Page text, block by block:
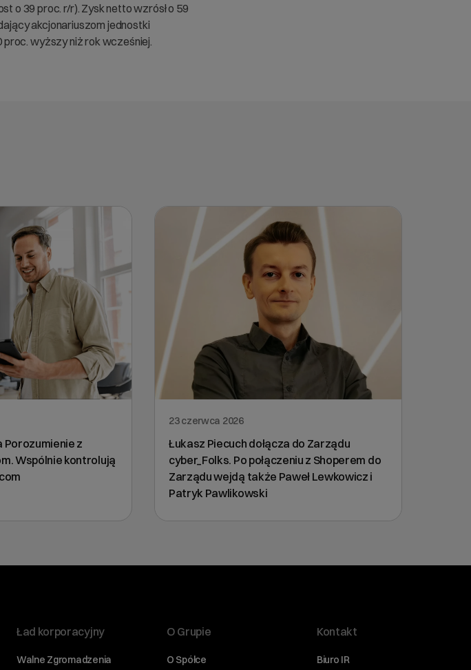
o 39 proc. r/r). Zysk netto wzrósł o 59
akcjonariuszom jednostki
proc. wyższy niż rok wcześniej.
Porozumienie z
Wspólnie kontrolują
23 czerwca 2026
Łukasz Piecuch dołącza do Zarządu
cyber_Folks. Po połączeniu z Shoperem do
Zarządu wejdą także Paweł Lewkowicz i
Patryk Pawlikowski
Ład korporacyjny
Walne Zgromadzenia
O Grupie
O Spółce
Kontakt
Biuro IR